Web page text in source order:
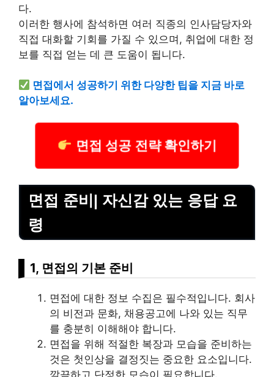
다.
이러한 행사에 참석하면 여러 직종의 인사담당자와
직접 대화할 기회를 가질 수 있으며, 취업에 대한 정
보를 직접 얻는 데 큰 도움이 됩니다.
면접에서 성공하기 위한 다양한 팁을 지금 바로
알아보세요.
면접 성공 전략 확인하기
면접 준비| 자신감 있는 응답 요
령
1, 면접의 기본 준비
면접에 대한 정보 수집은 필수적입니다. 회사
의 비전과 문화, 채용공고에 나와 있는 직무
를 충분히 이해해야 합니다.
면접을 위해 적절한 복장과 모습을 준비하는
것은 첫인상을 결정짓는 중요한 요소입니다.